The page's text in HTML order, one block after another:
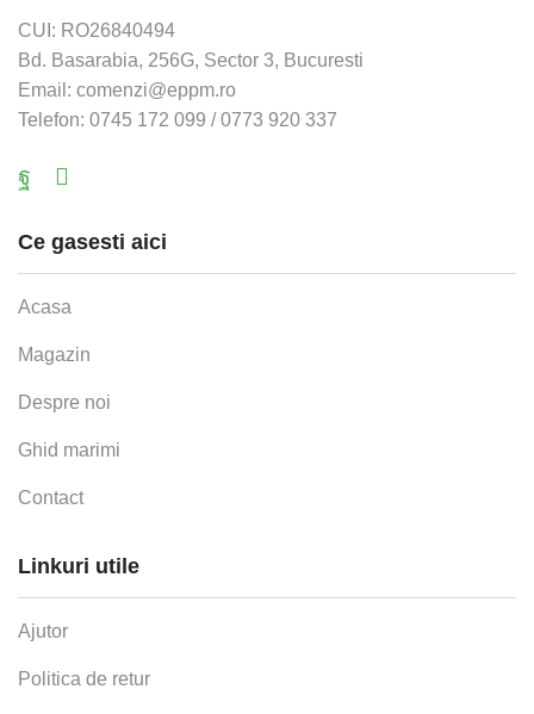
CUI: RO26840494
Bd. Basarabia, 256G, Sector 3, Bucuresti
Email: comenzi@eppm.ro
Telefon: 0745 172 099 / 0773 920 337
Facebook
Ce gasesti aici
Acasa
Magazin
Despre noi
Ghid marimi
Contact
Linkuri utile
Ajutor
Politica de retur